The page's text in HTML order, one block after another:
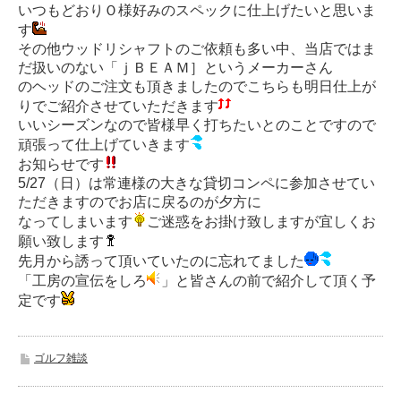
いつもどおりＯ様好みのスペックに仕上げたいと思いま
す
その他ウッドリシャフトのご依頼も多い中、当店ではま
だ扱いのない「ｊＢＥＡＭ］というメーカーさん
のヘッドのご注文も頂きましたのでこちらも明日仕上が
りでご紹介させていただきます
いいシーズンなので皆様早く打ちたいとのことですので
頑張って仕上げていきます
お知らせです
5/27（日）は常連様の大きな貸切コンペに参加させてい
ただきますのでお店に戻るのが夕方に
なってしまいます
ご迷惑をお掛け致しますが宜しくお
願い致します
先月から誘って頂いていたのに忘れてました
「工房の宣伝をしろ
」と皆さんの前で紹介して頂く予
定です
ゴルフ雑談